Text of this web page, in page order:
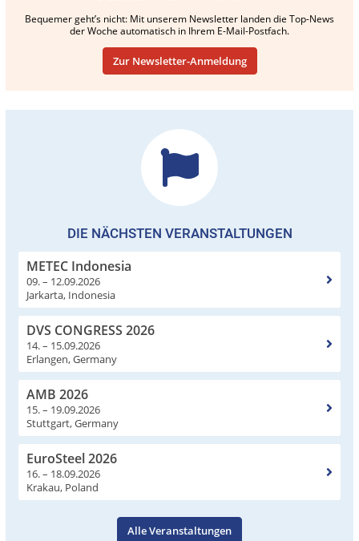
Bequemer geht’s nicht: Mit unserem Newsletter landen die Top-News
der Woche automatisch in Ihrem E-Mail-Postfach.
Zur Newsletter-Anmeldung
DIE NÄCHSTEN VERANSTALTUNGEN
METEC Indonesia
09. – 12.09.2026
Jarkarta, Indonesia
DVS CONGRESS 2026
14. – 15.09.2026
Erlangen, Germany
AMB 2026
15. – 19.09.2026
Stuttgart, Germany
EuroSteel 2026
16. – 18.09.2026
Krakau, Poland
Alle Veranstaltungen